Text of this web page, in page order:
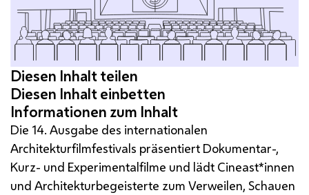
Die 14. Ausgabe des internationalen
Architekturfilmfestivals präsentiert Dokumentar-,
Kurz- und Experimentalfilme und lädt Cineast*innen
und Architekturbegeisterte zum Verweilen, Schauen